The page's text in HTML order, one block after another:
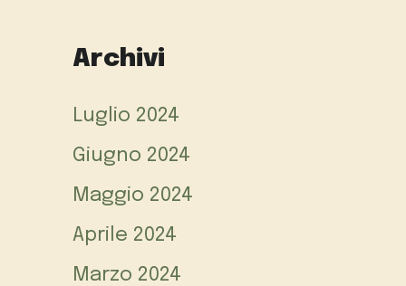
Archivi
Luglio 2024
Giugno 2024
Maggio 2024
Aprile 2024
Marzo 2024